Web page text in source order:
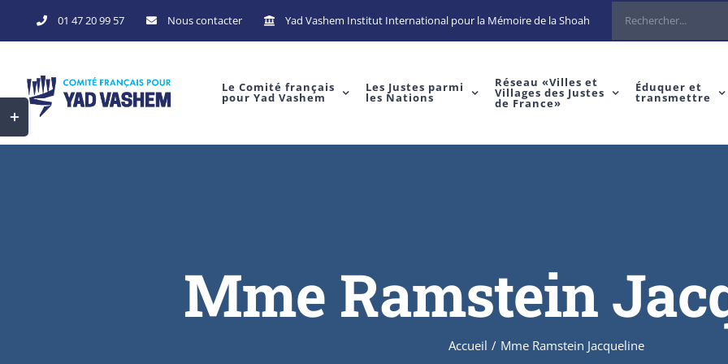
to
01 47 20 99 57 Nous contacter Yad Vashem Institut International pour la Mémoire de la Shoah Rechercher
Le Comité français
pour Yad Vashem
Les Justes parmi
les Nations
Réseau «Villes et
Villages des Justes
de France»
Éduquer et
transmettre
Mme Ramstein
Accueil / Mme Ramstein Jacqueline
Toggle
Sliding